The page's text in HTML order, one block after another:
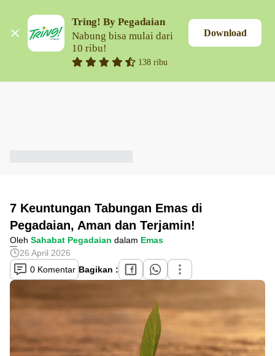
Tring! By Pegadaian
Nabung bisa mulai dari
10 ribu!
138 ribu
Download
7 Keuntungan Tabungan Emas di
Pegadaian, Aman dan Terjamin!
Oleh Sahabat Pegadaian dalam Emas
26 April 2026
0 Komentar Bagikan :